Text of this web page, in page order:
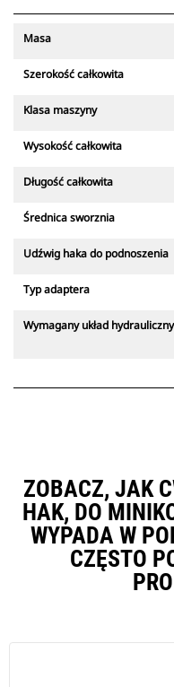
Masa
Szerokość całkowita
Klasa maszyny
Wysokość całkowita
Długość całkowita
Średnica sworznia
Udźwig haka do podnoszenia
Typ adaptera
Wymagany układ hydrauliczny
ZOBACZ, JAK
HAK, DO
WYPADA W
CZĘSTO